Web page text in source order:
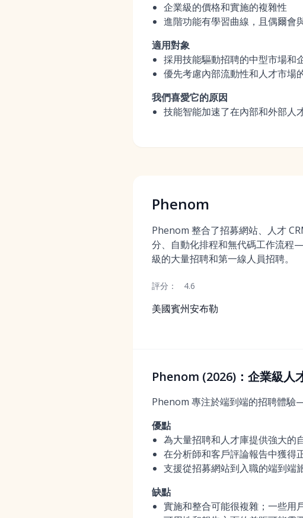
企業級的價格和實施的複雜性
進階功能有學習曲線，且偶爾會
適用對象
採用技能驅動招聘的中型市場和
優先考慮內部流動性和人才市場
我們喜愛它的原因
技能智能加速了在內部和外部人
Phenom
Phenom 整合了招募網站、人才
分、自動化排程和無代碼工作流
級的大量招聘和第一線人員招聘。
評分： 4.6
美國賓州安布勒
Phenom (2026)：企業級人
Phenom 專注於端到端的招聘體
優點
為大量招聘和人才庫提供強大的
在分析師和客戶評論報告中獲得
支援從招募網站到入職的端到端
缺點
實施和整合可能很複雜；一些用